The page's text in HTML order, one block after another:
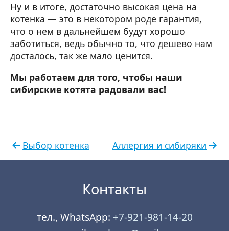
Ну и в итоге, достаточно высокая цена на
котенка — это в некотором роде гарантия,
что о нем в дальнейшем будут хорошо
заботиться, ведь обычно то, что дешево нам
досталось, так же мало ценится.
Мы работаем для того, чтобы наши
сибирские котята радовали вас!
Выбор котенка Аллергия и сибиряки
Контакты
тел., WhatsApp: +7-921-981-14-20